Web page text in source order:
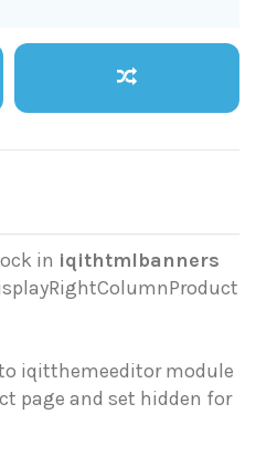
in iqithtmlbanners
iqitthemeeditor module
page and set hidden for